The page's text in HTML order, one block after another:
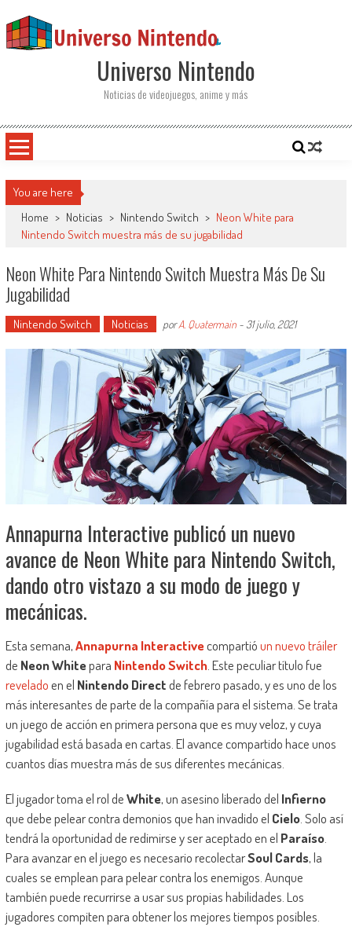
Universo Nintendo
Noticias de videojuegos, anime y más
You are here
Home > Noticias > Nintendo Switch > Neon White para
Nintendo Switch muestra más de su jugabilidad
Neon White Para Nintendo Switch Muestra Más De Su
Jugabilidad
Nintendo Switch Noticias porA. Quatermain- 31 julio, 2021
Annapurna Interactive publicó un nuevo
avance de Neon White para Nintendo Switch,
dando otro vistazo a su modo de juego y
mecánicas.
Esta semana,Annapurna Interactivecompartióun nuevo tráiler
de Neon Whitepara Nintendo Switch. Este peculiar título fue
reveladoen el Nintendo Directde febrero pasado, y es uno de los
más interesantes de parte de la compañía para el sistema. Se trata
un juego de acción en primera persona que es muy veloz, y cuya
jugabilidad está basada en cartas. El avance compartido hace unos
cuantos días muestra más de sus diferentes mecánicas.
El jugador toma el rol deWhite, un asesino liberado del Infierno
que debe pelear contra demonios que han invadido el Cielo. Solo así
tendrá la oportunidad de redimirse y ser aceptado en el Paraíso.
Para avanzar en el juego es necesario recolectarSoul Cards, la
cuales se emplean para pelear contra los enemigos. Aunque
también puede recurrirse a usar sus propias habilidades. Los
jugadores compiten para obtener los mejores tiempos posibles.